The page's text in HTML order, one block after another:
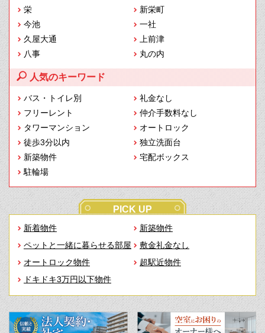
栄
新栄町
今池
一社
久屋大通
上前津
八事
丸の内
人気のキーワード
バス・トイレ別
礼金なし
フリーレント
仲介手数料なし
タワーマンション
オートロック
徒歩3分以内
独立洗面台
新築物件
宅配ボックス
駐輪場
PICK UP
新着物件
新築物件
ペットと一緒に暮らせる部屋
敷金礼金なし
オートロック物件
超駅近物件
ドキドキ3万円以下物件